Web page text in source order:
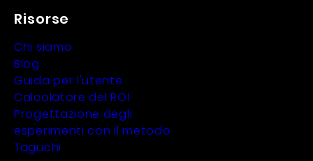
Risorse
Chi siamo
Blog
Guida per l'utente
Calcolatore del ROI
Progettazione degli
esperimenti con il metodo
Taguchi